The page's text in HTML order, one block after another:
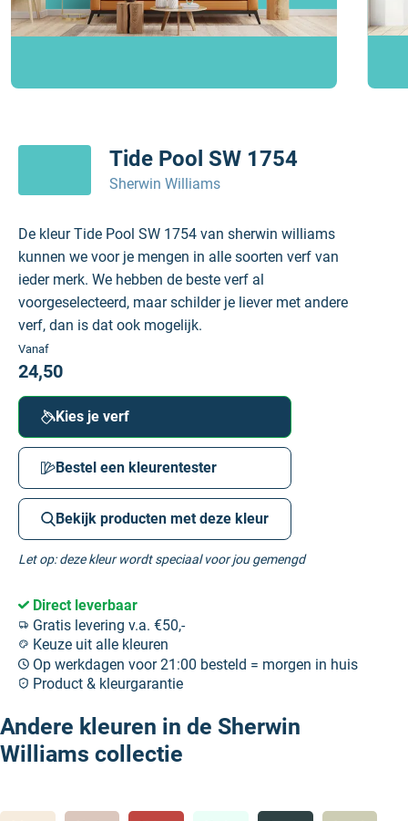
Tide Pool SW 1754
Sherwin Williams
De kleur Tide Pool SW 1754 van sherwin williams
kunnen we voor je mengen in alle soorten verf van
ieder merk. We hebben de beste verf al
voorgeselecteerd, maar schilder je liever met andere
verf, dan is dat ook mogelijk.
Vanaf
24,50
Kies je verf
Bestel een kleurentester
Bekijk producten met deze kleur
Let op: deze kleur wordt speciaal voor jou gemengd
Direct leverbaar
Gratis levering v.a. €50,-
Keuze uit alle kleuren
Op werkdagen voor 21:00 besteld = morgen in huis
Product & kleurgarantie
Andere kleuren in de Sherwin
Williams collectie